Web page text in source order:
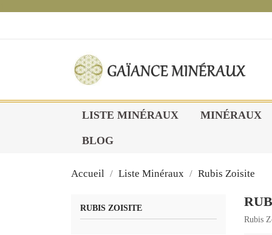
LISTE MINÉRAUX MINÉRAUX
BLOG
Accueil Liste Minéraux Rubis Zoisite
RUBIS ZOISITE
Rubis